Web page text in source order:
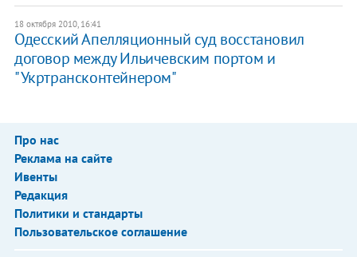
18 октября 2010, 16:41
Одесский Апелляционный суд восстановил
договор между Ильичевским портом и
"Укртрансконтейнером"
Про нас
Реклама на сайте
Ивенты
Редакция
Политики и стандарты
Пользовательское соглашение